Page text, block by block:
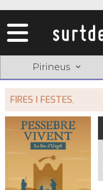
Pirineus
FIRES I FESTES,